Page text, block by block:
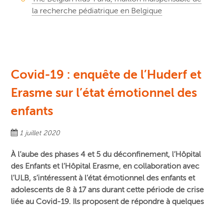
la recherche pédiatrique en Belgique
Covid-19 : enquête de l’Huderf et
Erasme sur l’état émotionnel des
enfants
1 juillet 2020
À l’aube des phases 4 et 5 du déconfinement, l’Hôpital
des Enfants et l’Hôpital Erasme, en collaboration avec
l’ULB, s’intéressent à l’état émotionnel des enfants et
adolescents de 8 à 17 ans durant cette période de crise
liée au Covid-19. Ils proposent de répondre à quelques